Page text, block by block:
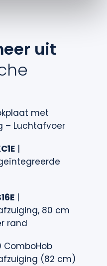
uit
met
– Luchtafvoer
80 cm
rand
ComboHob
(82 cm)